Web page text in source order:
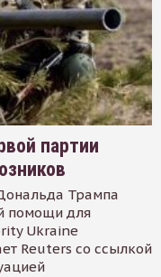
партии
Трампа
помощи для
Ukraine
Reuters со ссылкой